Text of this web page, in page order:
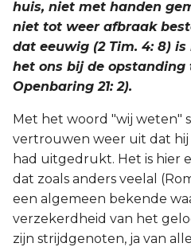
huis, niet met handen
niet tot weer afbraak
dat eeuwig (2 Tim. 4: 8)
het ons bij de opstanding
Openbaring 21: 2).
Met het woord "wij weten"
vertrouwen weer uit dat hij
had uitgedrukt. Het is hier
dat zoals anders veelal
een algemeen bekende
verzekerdheid van het
zijn strijdgenoten, ja van